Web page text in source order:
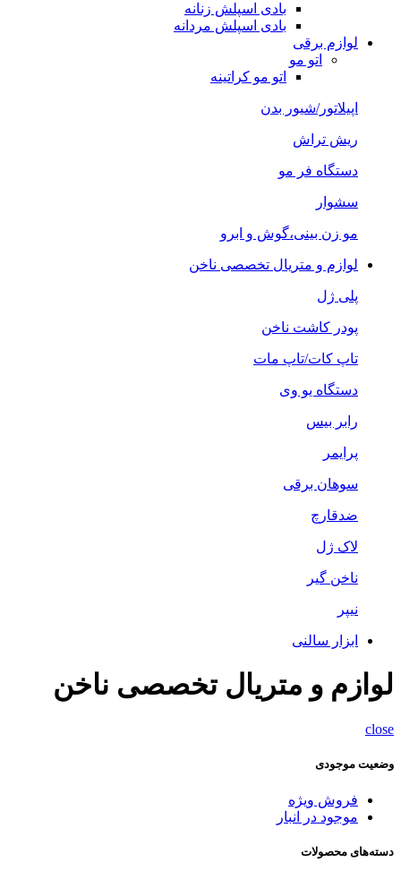
بادی اسپلش زنانه
بادی اسپلش مردانه
لوازم برقی
اتو مو
اتو مو کراتینه
اپیلاتور/شیور بدن
ریش تراش
دستگاه فر مو
سشوار
مو زن بینی،گوش و ابرو
لوازم و متریال تخصصی ناخن
پلی ژل
پودر کاشت ناخن
تاپ کات/تاپ مات
دستگاه یو وی
رابر بیس
پرایمر
سوهان برقی
ضدقارچ
لاک ژل
ناخن گیر
نیپر
ابزار سالنی
لوازم و متریال تخصصی ناخن
close
وضعیت موجودی
فروش ویژه
موجود در انبار
دسته‌های محصولات